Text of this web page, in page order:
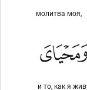
молитва моя,
и то, как я